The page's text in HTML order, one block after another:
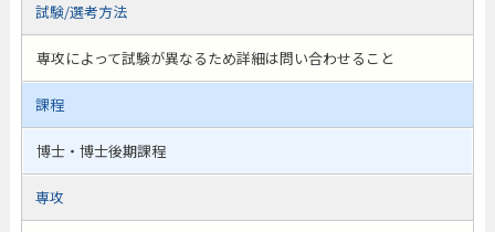
試験/選考方法
専攻によって試験が異なるため詳細は問い合わせること
課程
博士・博士後期課程
専攻